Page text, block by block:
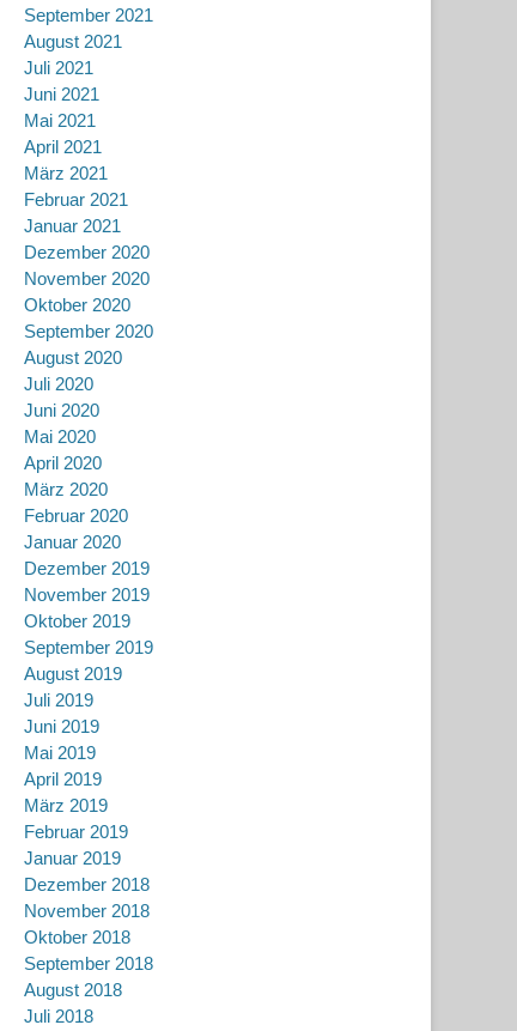
September 2021
August 2021
Juli 2021
Juni 2021
Mai 2021
April 2021
März 2021
Februar 2021
Januar 2021
Dezember 2020
November 2020
Oktober 2020
September 2020
August 2020
Juli 2020
Juni 2020
Mai 2020
April 2020
März 2020
Februar 2020
Januar 2020
Dezember 2019
November 2019
Oktober 2019
September 2019
August 2019
Juli 2019
Juni 2019
Mai 2019
April 2019
März 2019
Februar 2019
Januar 2019
Dezember 2018
November 2018
Oktober 2018
September 2018
August 2018
Juli 2018